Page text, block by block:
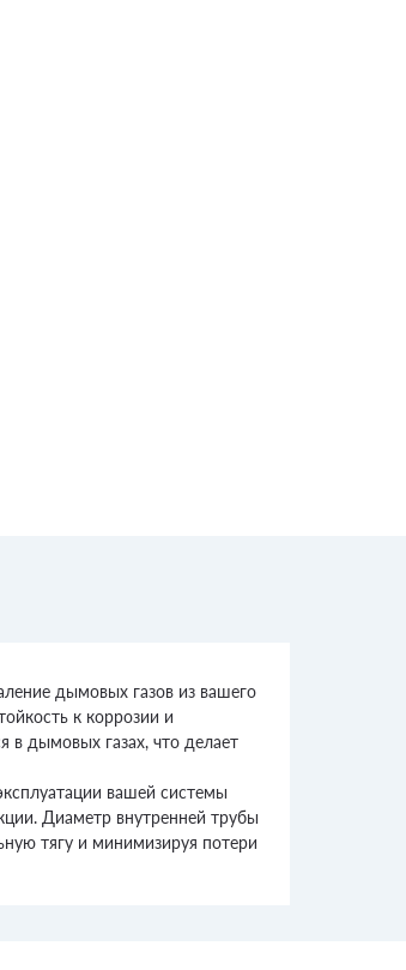
дымовых газов из вашего
к коррозии и
в дымовых газах, что делает
вашей системы
Диаметр внутренней трубы
тягу и минимизируя потери